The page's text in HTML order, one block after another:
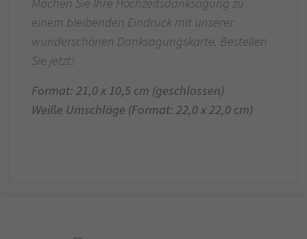
Machen Sie Ihre Hochzeitsdanksagung zu
einem bleibenden Eindruck mit unserer
wunderschönen Danksagungskarte. Bestellen
Sie jetzt!
Format: 21,0 x 10,5 cm (geschlossen)
Weiße Umschläge (Format: 22,0 x 22,0 cm)